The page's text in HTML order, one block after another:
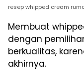
resep whipped cream
Membuat
dengan
berkualitas,
akhirnya.